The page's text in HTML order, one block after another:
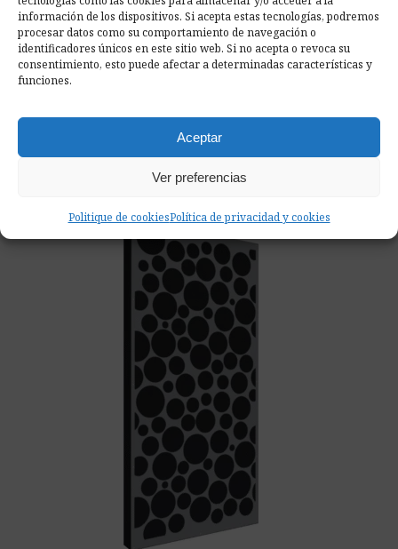
información de los dispositivos. Si acepta estas tecnologías, podremos
procesar datos como su comportamiento de navegación o
identificadores únicos en este sitio web. Si no acepta o revoca su
consentimiento, esto puede afectar a determinadas características y
funciones.
Aceptar
Ver preferencias
Politique de cookiesPolítica de privacidad y cookies
(4)